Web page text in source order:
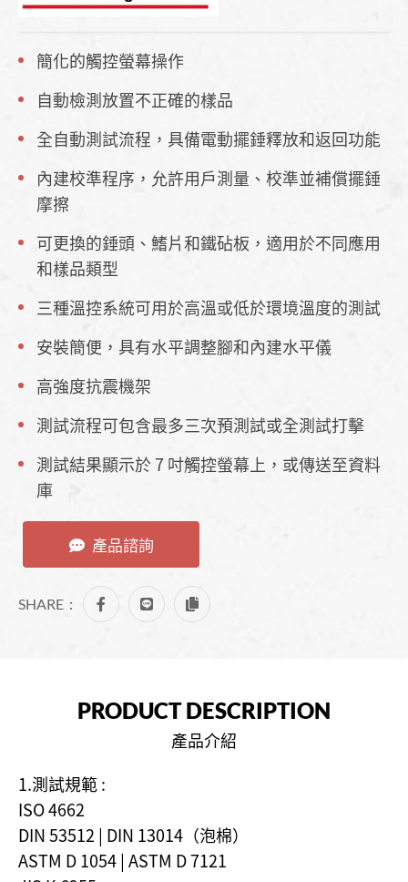
簡化的觸控螢幕操作
自動檢測放置不正確的樣品
全自動測試流程，具備電動擺錘釋放和返回功能
內建校準程序，允許用戶測量、校準並補償擺錘
摩擦
可更換的錘頭、鰭片和鐵砧板，適用於不同應用
和樣品類型
三種溫控系統可用於高溫或低於環境溫度的測試
安裝簡便，具有水平調整腳和內建水平儀
高強度抗震機架
測試流程可包含最多三次預測試或全測試打擊
測試結果顯示於 7 吋觸控螢幕上，或傳送至資料
庫
產品諮詢
SHARE：
PRODUCT DESCRIPTION
產品介紹
1.測試規範 :
ISO 4662
DIN 53512 | DIN 13014（泡棉）
ASTM D 1054 | ASTM D 7121